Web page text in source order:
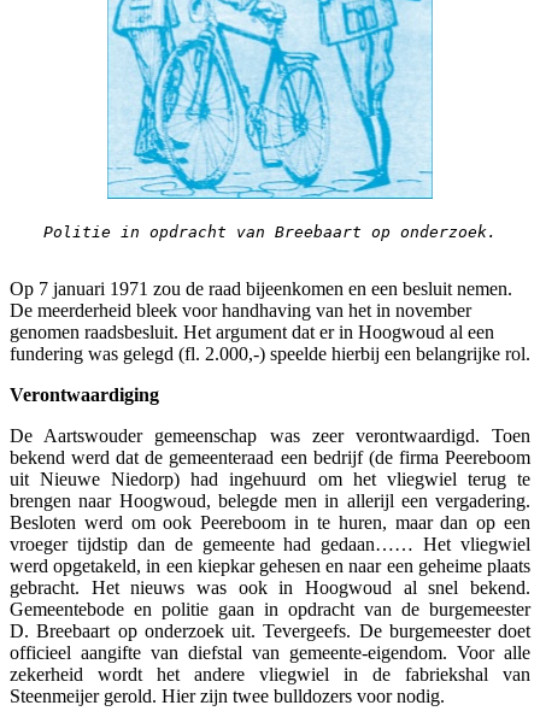
Politie in opdracht van Breebaart op onderzoek.
Op 7 januari 1971 zou de raad bijeenkomen en een besluit nemen.
De meerderheid bleek voor handhaving van het in november
genomen raadsbesluit. Het argument dat er in Hoogwoud al een
fundering was gelegd (fl. 2.000,-) speelde hierbij een belangrijke rol.
Verontwaardiging
De Aartswouder gemeenschap was zeer verontwaardigd. Toen
bekend werd dat de gemeenteraad een bedrijf (de firma Peereboom
uit Nieuwe Niedorp) had ingehuurd om het vliegwiel terug te
brengen naar Hoogwoud, belegde men in allerijl een vergadering.
Besloten werd om ook Peereboom in te huren, maar dan op een
vroeger tijdstip dan de gemeente had gedaan…… Het vliegwiel
werd opgetakeld, in een kiepkar gehesen en naar een geheime plaats
gebracht. Het nieuws was ook in Hoogwoud al snel bekend.
Gemeentebode en politie gaan in opdracht van de burgemeester
D.Breebaart op onderzoek uit. Tevergeefs. De burgemeester doet
officieel aangifte van diefstal van gemeente-eigendom. Voor alle
zekerheid wordt het andere vliegwiel in de fabriekshal van
Steenmeijer gerold. Hier zijn twee bulldozers voor nodig.